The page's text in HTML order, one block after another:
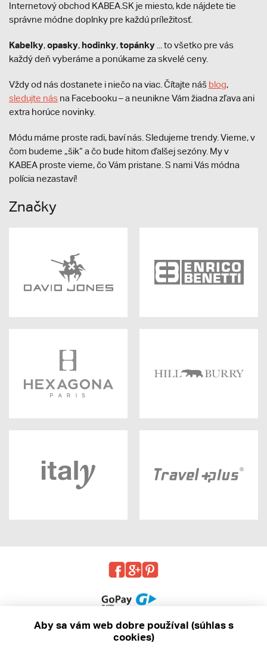
Internetový obchod KABEA.SK je miesto, kde nájdete tie
správne módne doplnky pre každú príležitosť.
Kabelky,opasky, hodinky,topánky ... to všetko pre vás
každý deň vyberáme a ponúkame za skvelé ceny.
Vždy od nás dostanete i niečo na viac. Čítajte náš blog,
sledujte nás na Facebooku – a neunikne Vám žiadna zľava ani
extra horúce novinky.
Módu máme proste radi, baví nás. Sledujeme trendy. Vieme, v
čom budeme „šik“ a čo bude hitom ďalšej sezóny. My v
KABEA proste vieme, čo Vám pristane. S nami Vás módna
polícia nezastaví!
Značky
Aby sa vám web dobre používal (súhlas s
cookies)